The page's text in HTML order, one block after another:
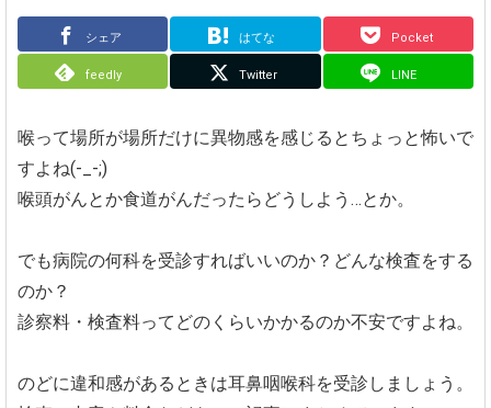
シェア はてな Pocket
feedly Twitter LINE
喉って場所が場所だけに異物感を感じるとちょっと怖いで
すよね(-_-;)
喉頭がんとか食道がんだったらどうしよう…とか。
でも病院の何科を受診すればいいのか？どんな検査をする
のか？
診察料・検査料ってどのくらいかかるのか不安ですよね。
のどに違和感があるときは耳鼻咽喉科を受診しましょう。